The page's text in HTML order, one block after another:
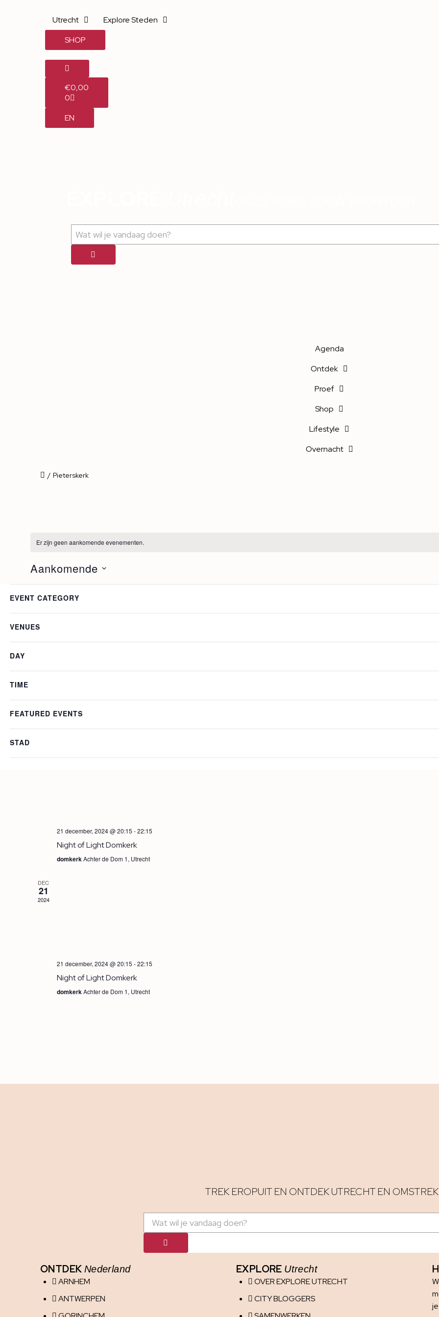
Utrecht
Explore Steden
SHOP
€0,00
0
EN
Agenda
Ontdek
Proef
Shop
Lifestyle
Overnacht
/ Pieterskerk
Er zijn geen aankomende evenementen.
Aankomende
Selecteer
een
u
één
van
invoergegevens
de
lijst
met
de
EVENT CATEGORY
VENUES
DAY
TIME
FEATURED EVENTS
STAD
21
21 december, 2024 @ 20:15-22:15
Night of Light Domkerk
21
21 december, 2024 @ 20:15 -22:15
Night of Light Domkerk
domkerkAchter de Dom 1, Utrecht
DEC
21
2024
21 december, 2024 @ 20:15 -22:15
Night of Light Domkerk
domkerkAchter de Dom 1, Utrecht
TREK EROPUIT EN ONTDEK UTRECHT EN
ONTDEK Nederland
ARNHEM
ANTWERPEN
EXPLORE Utrecht
OVER EXPLORE UTRECHT
CITY BLOGGERS